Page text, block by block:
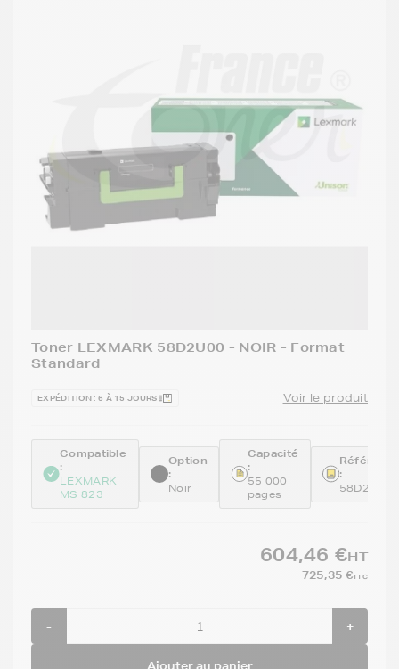
Toner LEXMARK 58D2U00 - NOIR - Format
Standard
EXPÉDITION : 6 À 15 JOURS Voir le produit
Compatible
:
LEXMARK
MS 823
Option
:
Noir
Capacité
:
55 000
pages
:
58D2U00
604,46 €HT
725,35 €TTC
- +